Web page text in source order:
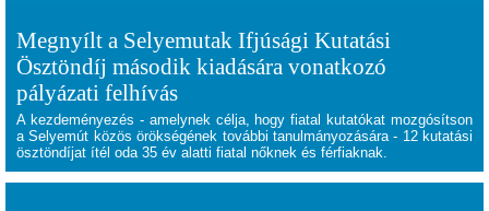
Megnyílt a Selyemutak Ifjúsági Kutatási
Ösztöndíj második kiadására vonatkozó
pályázati felhívás
A kezdeményezés - amelynek célja, hogy fiatal kutatókat mozgósítson
a Selyemút közös örökségének további tanulmányozására - 12 kutatási
ösztöndíjat ítél oda 35 év alatti fiatal nőknek és férfiaknak.